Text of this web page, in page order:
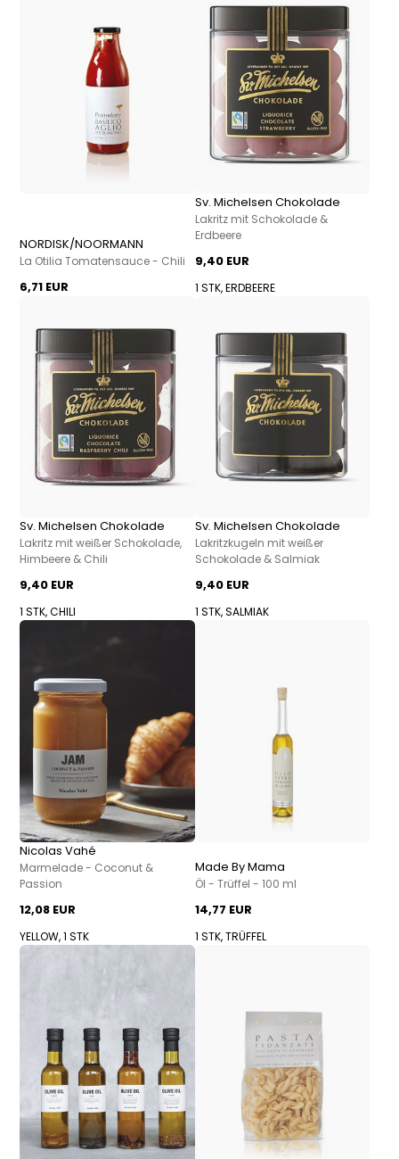
NORDISK/NOORMANN
La Otilia Tomatensauce - Chili
6,71 EUR
Sv. Michelsen Chokolade
Lakritz mit Schokolade &
Erdbeere
9,40 EUR
1 STK, ERDBEERE
Sv. Michelsen Chokolade
Lakritz mit weißer Schokolade,
Himbeere & Chili
9,40 EUR
1 STK, CHILI
Sv. Michelsen Chokolade
Lakritzkugeln mit weißer
Schokolade & Salmiak
9,40 EUR
1 STK, SALMIAK
Nicolas Vahé
Marmelade - Coconut &
Passion
12,08 EUR
YELLOW, 1 STK
Made By Mama
Öl - Trüffel - 100 ml
14,77 EUR
1 STK, TRÜFFEL